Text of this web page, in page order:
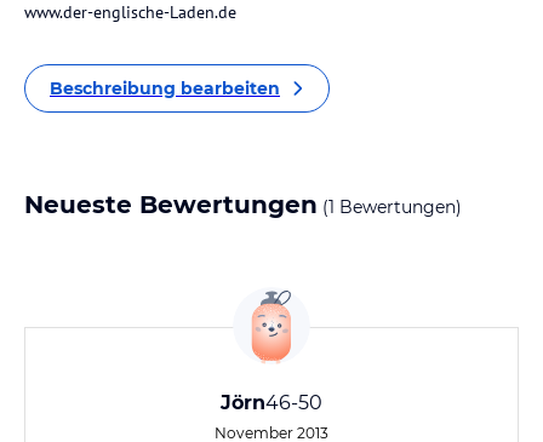
www.der-englische-Laden.de
Beschreibung bearbeiten
Neueste Bewertungen (1 Bewertungen)
Jörn46-50
November 2013